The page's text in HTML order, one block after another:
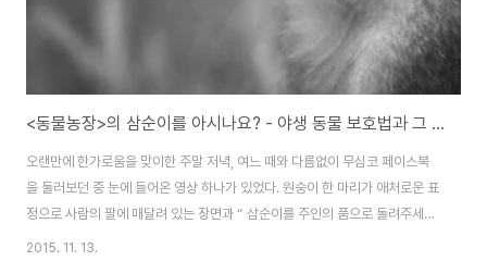
<동물농장>의 삼순이를 아시나요? - 야생 동물 보호법과 그 이면
오랜만에 한가로움을 맞이한 주말 저녁, 여느 때와 다름없이 무심코 페이스북
을 둘러보던 중 눈에 들어온 영상 하나가 있었다. 원숭이 한 마리가 애처로운 표
정으로 사람의 팔에 매달려 있는 장면과 “ 삼순이를 주인의 품으로 돌려주세
요”라는 캡션이 눈에 들어온 나는 호기심이 생겨 영상을 끝까지 보고 알 수 없
2015. 11. 13.